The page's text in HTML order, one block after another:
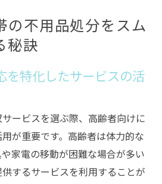
の不用品処分をスム
秘訣
を特化したサービスの活
ービスを選ぶ際、高齢者向けに
が重要です。高齢者は体力的な
家電の移動が困難な場合が多い
するサービスを利用することが